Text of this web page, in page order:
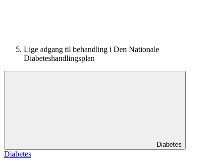
Lige adgang til behandling i Den Nationale
Diabeteshandlingsplan
Diabetes
Diabetes